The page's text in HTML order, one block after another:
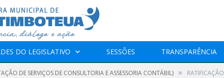
DO LEGISLATIVO SESSÕES TRANSPARÊNCIA
DE SERVIÇOS DE CONSULTORIA E ASSESSORIA CONTÁBIL) » RATIFICAÇÃO